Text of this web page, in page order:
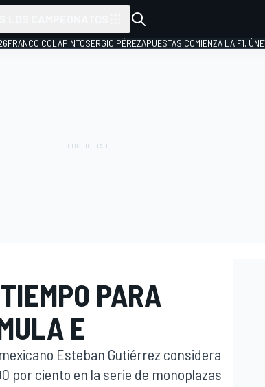
FRANCO COLAPINTOSERGIO PÉREZAPUESTAS¡COMIENZA LA F1,
PARA
E
Esteban Gutiérrez considera
por ciento en la serie de monoplazas